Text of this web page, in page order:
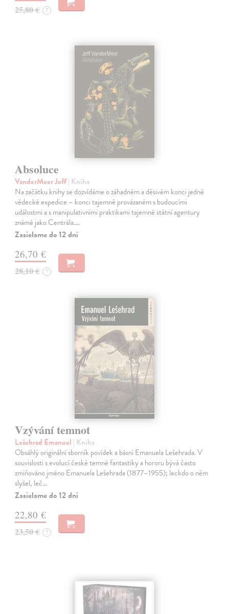
25,80 € ?
Absoluce
VanderMeer Jeff| Kniha
Na začátku knihy se dozvídáme o záhadném a děsivém konci jedné
vědecké expedice – konci tajemně provázaném s budoucími
událostmi a s manipulativními praktikami tajemné státní agentury
známé jako Centrála.…
Zasielame do 12 dní
26,70 €
28,10 € ?
Vzývání temnot
Lešehrad Emanuel | Kniha
Obsáhlý originální sborník povídek a básní Emanuela Lešehrada. V
souvislosti s evolucí české temné fantastiky a hororu bývá často
zmiňováno jméno Emanuela Lešehrada (1877–1955); leckdo o něm
slyšel, leč…
Zasielame do 12 dní
22,80 €
23,50 € ?